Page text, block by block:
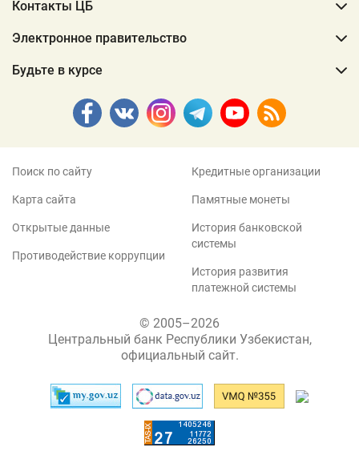
Контакты ЦБ
Электронное правительство
Будьте в курсе
Поиск по сайту
Карта сайта
Открытые данные
Противодействие коррупции
Кредитные организации
Памятные монеты
История банковской
системы
История развития
платежной системы
© 2005–2026
Центральный банк Республики Узбекистан,
официальный сайт.